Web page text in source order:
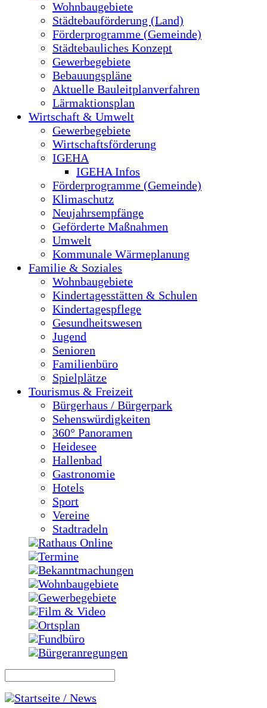
Wohnbaugebiete
Städtebauförderung (Land)
Förderprogramme (Gemeinde)
Städtebauliches Konzept
Gewerbegebiete
Bebauungspläne
Aktuelle Bauleitplanverfahren
Lärmaktionsplan
Wirtschaft & Umwelt
Gewerbegebiete
Wirtschaftsförderung
IGEHA
IGEHA Infos
Förderprogramme (Gemeinde)
Klimaschutz
Neujahrsempfänge
Geförderte Maßnahmen
Umwelt
Kommunale Wärmeplanung
Familie & Soziales
Wohnbaugebiete
Kindertagesstätten & Schulen
Kindertagespflege
Gesundheitswesen
Jugend
Senioren
Familienbüro
Spielplätze
Tourismus & Freizeit
Bürgerhaus / Bürgerpark
Sehenswürdigkeiten
360° Panoramen
Heidesee
Hallenbad
Gastronomie
Hotels
Sport
Vereine
Stadtradeln
Rathaus Online
Termine
Bekanntmachungen
Wohnbaugebiete
Gewerbegebiete
Film & Video
Ortsplan
Fundbüro
Bürgeranregungen
Startseite / News